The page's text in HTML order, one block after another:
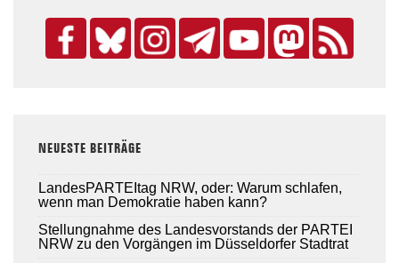
NEUESTE BEITRÄGE
LandesPARTEItag NRW, oder: Warum schlafen,
wenn man Demokratie haben kann?
Stellungnahme des Landesvorstands der PARTEI
NRW zu den Vorgängen im Düsseldorfer Stadtrat